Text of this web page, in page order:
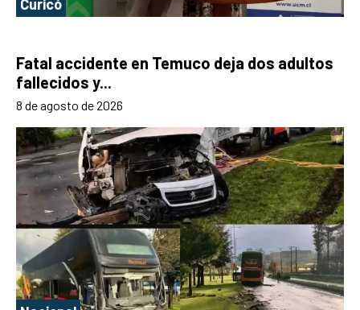
Curicó
Fatal accidente en Temuco deja dos adultos
fallecidos y...
8 de agosto de 2026